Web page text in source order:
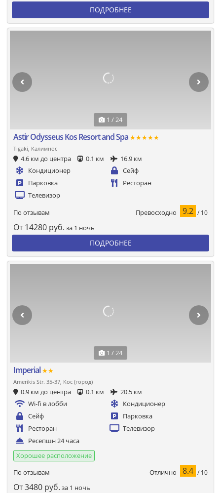
ПОДРОБНЕЕ
1 / 24
Astir Odysseus Kos Resort and Spa ★★★★★
Tigaki, Калимнос
4.6 км до центра 0.1 км
16.9 км
Кондиционер
Сейф
Парковка
Ресторан
Телевизор
По отзывам Превосходно 9.2 / 10
От 14280 руб. за 1 ночь
ПОДРОБНЕЕ
1 / 24
Imperial★★
Amerikis Str. 35-37, Кос (город)
0.9 км до центра 0.1 км
20.5 км
Wi-fi в лобби
Кондиционер
Сейф
Парковка
Ресторан
Телевизор
Ресепшн 24 часа
Хорошее расположение
По отзывам
Отлично 8.4 / 10
От3480 руб. за 1 ночь